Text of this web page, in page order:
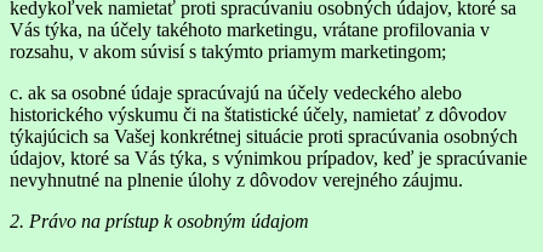
kedykoľvek namietať proti spracúvaniu osobných údajov, ktoré sa
Vás týka, na účely takéhoto marketingu, vrátane profilovania v
rozsahu, v akom súvisí s takýmto priamym marketingom;
c. ak sa osobné údaje spracúvajú na účely vedeckého alebo
historického výskumu či na štatistické účely, namietať z dôvodov
týkajúcich sa Vašej konkrétnej situácie proti spracúvania osobných
údajov, ktoré sa Vás týka, s výnimkou prípadov, keď je spracúvanie
nevyhnutné na plnenie úlohy z dôvodov verejného záujmu.
2. Právo na prístup k osobným údajom